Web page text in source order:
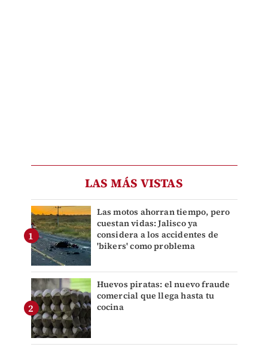
LAS MÁS VISTAS
Las motos ahorran tiempo, pero
cuestan vidas: Jalisco ya
considera a los accidentes de
'bikers' como problema
Huevos piratas: el nuevo fraude
comercial que llega hasta tu
cocina